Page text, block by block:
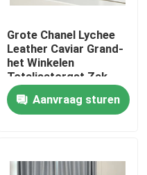
Grote Chanel Lychee
Leather Caviar Grand-
het Winkelen
Totalisatorgst Zak
Aanvraag sturen